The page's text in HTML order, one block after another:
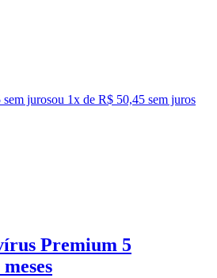
jurosou 1x de R$ 50,45 sem juros
Premium 5